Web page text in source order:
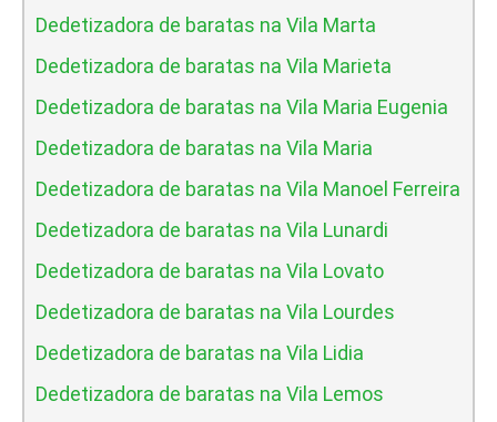
Dedetizadora de baratas na Vila Marta
Dedetizadora de baratas na Vila Marieta
Dedetizadora de baratas na Vila Maria Eugenia
Dedetizadora de baratas na Vila Maria
Dedetizadora de baratas na Vila Manoel Ferreira
Dedetizadora de baratas na Vila Lunardi
Dedetizadora de baratas na Vila Lovato
Dedetizadora de baratas na Vila Lourdes
Dedetizadora de baratas na Vila Lidia
Dedetizadora de baratas na Vila Lemos